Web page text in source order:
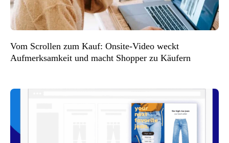
Vom Scrollen zum Kauf: Onsite-Video weckt
Aufmerksamkeit und macht Shopper zu Käufern